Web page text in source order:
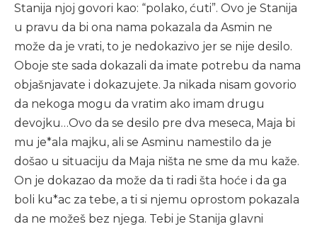
Stanija njoj govori kao: “polako, ćuti”. Ovo je Stanija
u pravu da bi ona nama pokazala da Asmin ne
može da je vrati, to je nedokazivo jer se nije desilo.
Oboje ste sada dokazali da imate potrebu da nama
objašnjavate i dokazujete. Ja nikada nisam govorio
da nekoga mogu da vratim ako imam drugu
devojku…Ovo da se desilo pre dva meseca, Maja bi
mu je*ala majku, ali se Asminu namestilo da je
došao u situaciju da Maja ništa ne sme da mu kaže.
On je dokazao da može da ti radi šta hoće i da ga
boli ku*ac za tebe, a ti si njemu oprostom pokazala
da ne možeš bez njega. Tebi je Stanija glavni